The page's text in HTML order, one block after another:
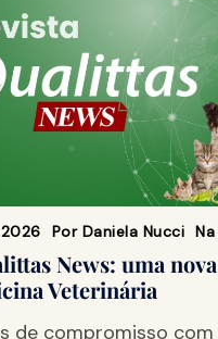
Por Daniela Nucci
News: uma
Veterinária
de compromisso com